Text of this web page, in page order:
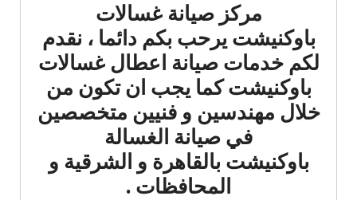
مركز صيانة غسالات
باوكنيشت يرحب بكم دائما ، نقدم
لكم خدمات صيانة اعطال غسالات
باوكنيشت كما يجب ان تكون من
خلال مهندسين و فنيين متخصصين
في صيانة الغسالة
باوكنيشت بالقاهرة و الشرقية و
المحافظات .